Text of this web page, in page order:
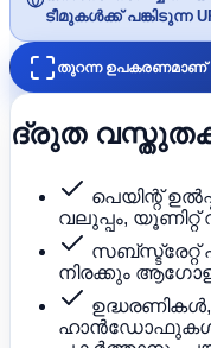
ടീമുകൾക്ക് പങ്കിടുന്ന
തുറന്ന ഉപകരണമാണ്
ദ്രുത
പെയിന്റ്
വലുപ്പം,
നിരക്കും
ഹാൻഡോഫുകൾ